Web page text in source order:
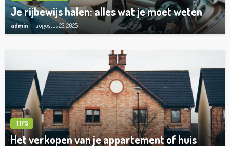
Je rijbewijs halen: alles wat je moet weten
admin augustus 23, 2025
TIPS
Het verkopen van je appartement of huis